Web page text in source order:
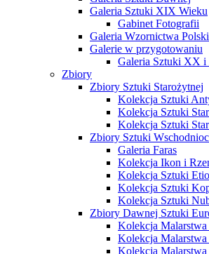
Galeria Sztuki XIX Wieku
Gabinet Fotografii
Galeria Wzornictwa
Galerie w przygotowaniu
Galeria Sztuki XX
Zbiory
Zbiory Sztuki Starożytnej
Kolekcja Sztuki
Kolekcja Sztuki
Kolekcja Sztuki
Zbiory Sztuki
Galeria Faras
Kolekcja Ikon i
Kolekcja Sztuki
Kolekcja Sztuki
Kolekcja Sztuki
Zbiory Dawnej Sztuki
Kolekcja
Kolekcja
Kolekcja